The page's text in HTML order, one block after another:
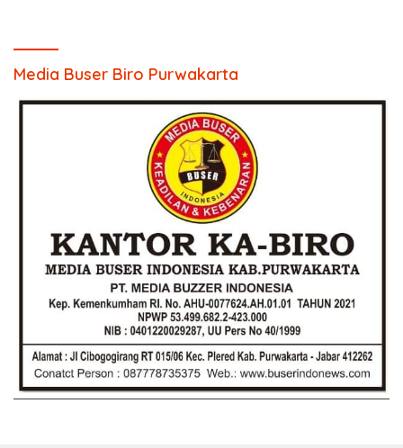
Media Buser Biro Purwakarta